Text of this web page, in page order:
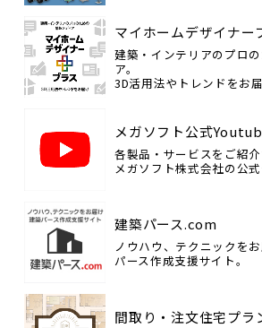
マイホームデザイナー
建築・インテリアのプロ
ア。
3D活用法やトレンドをお届
メガソフト公式
各製品・サービスをご紹
メガソフト株式会社の公式
建築パース.com
ノウハウ、テクニックを
パース作成支援サイト。
間取り・注文住宅プラ